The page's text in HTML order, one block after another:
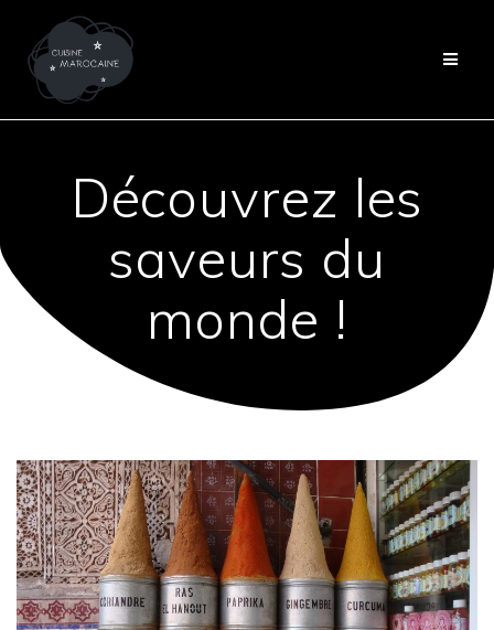
Découvrez les
saveurs du
monde !